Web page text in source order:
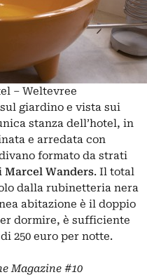
– Weltevree
giardino e vista sui
stanza dell’hotel, in
e arredata con
formato da strati
Marcel Wanders. Il total
dalla rubinetteria nera
abitazione è il doppio
dormire, è sufficiente
250 euro per notte.
Magazine #10